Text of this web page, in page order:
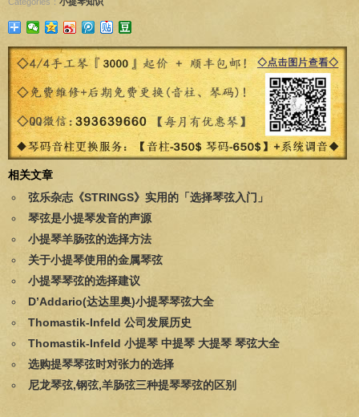
相关文章
弦乐杂志《STRINGS》实用的「选择琴弦入门」
琴弦是小提琴发音的声源
小提琴羊肠弦的选择方法
关于小提琴使用的金属琴弦
小提琴琴弦的选择建议
D’Addario(达达里奥)小提琴琴弦大全
Thomastik-Infeld 公司发展历史
Thomastik-Infeld 小提琴 中提琴 大提琴 琴弦大全
选购提琴琴弦时对张力的选择
尼龙琴弦,钢弦,羊肠弦三种提琴琴弦的区别